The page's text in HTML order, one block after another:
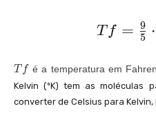
6
}
+
T
=
\
fr
T f = 5
9 ⋅
T
f
T f é a temperatura em
Kelvin (ºK) tem as moléculas
converter de Celsius para Kelvin,